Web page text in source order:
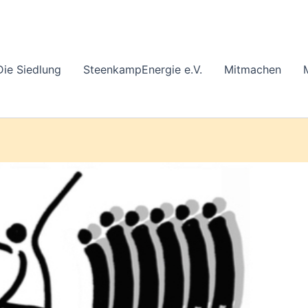
Siedlung SteenkampEnergie e.V. Mitmachen